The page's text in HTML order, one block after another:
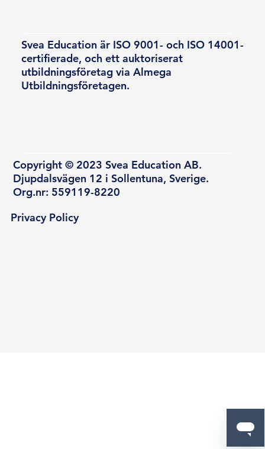
Svea Education är ISO 9001- och ISO 14001-
certifierade, och ett auktoriserat
utbildningsföretag via Almega
Utbildningsföretagen.
Copyright © 2023 Svea Education AB.
Djupdalsvägen 12 i Sollentuna, Sverige.
Org.nr: 559119-8220
Privacy Policy